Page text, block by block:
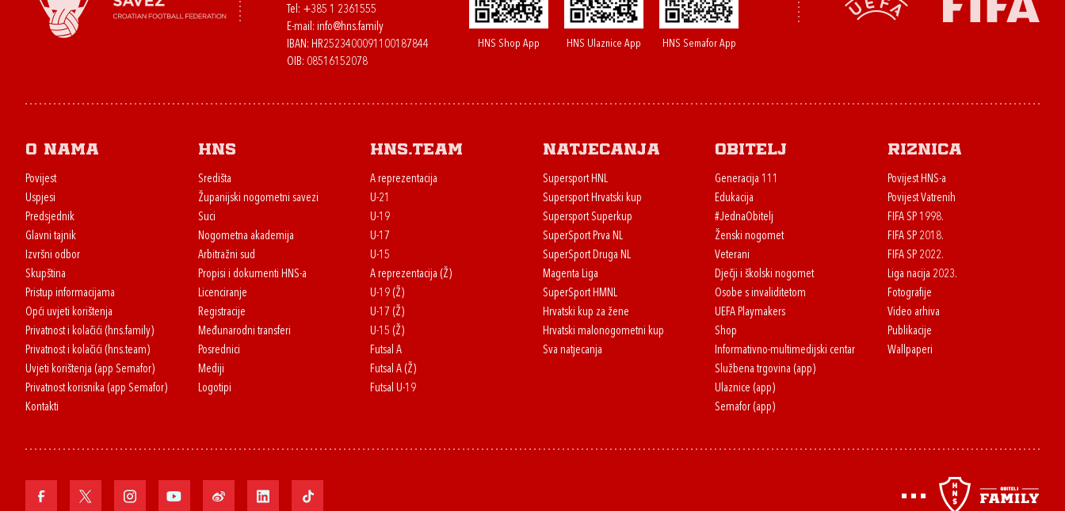
Tel: +385 1 2361555
E-mail: info@hns.family
IBAN: HR2523400091100187844
OIB: 08516152078
HNS Shop App HNS Ulaznice App HNS Semafor App
O nama
Povijest
Uspjesi
Predsjednik
Glavni tajnik
Izvršni odbor
Skupština
Pristup informacijama
Opći uvjeti korištenja
Privatnost i kolačići (hns.family)
Privatnost i kolačići (hns.team)
Uvjeti korištenja (app Semafor)
Privatnost korisnika (app Semafor)
Kontakti
HNS
Središta
Županijski nogometni savezi
Suci
Nogometna akademija
Arbitražni sud
Propisi i dokumenti HNS-a
Licenciranje
Registracije
Međunarodni transferi
Posrednici
Mediji
Logotipi
HNS.team
A reprezentacija
U-21
U-19
U-17
U-15
A reprezentacija (Ž)
U-19 (Ž)
U-17 (Ž)
U-15 (Ž)
Futsal A
Futsal A (Ž)
Futsal U-19
Natjecanja
Supersport HNL
Supersport Hrvatski kup
Supersport Superkup
SuperSport Prva NL
SuperSport Druga NL
Magenta Liga
SuperSport HMNL
Hrvatski kup za žene
Hrvatski malonogometni kup
Sva natjecanja
Obitelj
Generacija 111
Edukacija
#JednaObitelj
Ženski nogomet
Veterani
Dječji i školski nogomet
Osobe s invaliditetom
UEFA Playmakers
Shop
Informativno-multimedijski centar
Službena trgovina (app)
Ulaznice (app)
Semafor (app)
Riznica
Povijest HNS-a
Povijest Vatrenih
FIFA SP 1998.
FIFA SP 2018.
FIFA SP 2022.
Liga nacija 2023.
Fotografije
Video arhiva
Publikacije
Wallpaperi